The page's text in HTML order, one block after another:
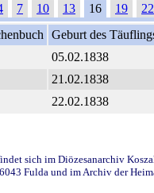
7 10 13 16 19 22
Geburt des
05.02.1838
21.02.1838
22.02.1838
sich im Diözesanarchiv
Fulda und im Archiv der